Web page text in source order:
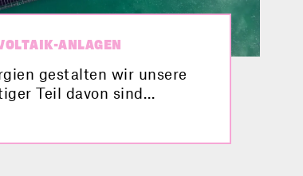
ANLAGEN
gestalten wir unsere
Teil davon sind
welche Vorteile und